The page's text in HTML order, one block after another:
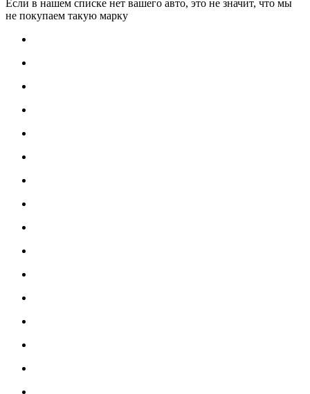
Если в нашем списке нет вашего авто, это не значит, что мы
не покупаем такую марку